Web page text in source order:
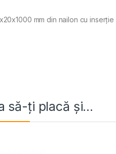
mm din nailon cu
să-ți placă și…